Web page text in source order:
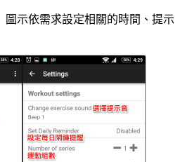
圖示依需求設定相關的時間、提示